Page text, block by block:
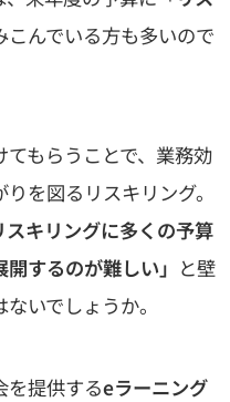
こんでいる方も多いので
もらうことで、業務効
を図るリスキリング。
スキリングに多くの予算
するのが難しい」 と壁
いでしょうか。
を提供するeラーニング